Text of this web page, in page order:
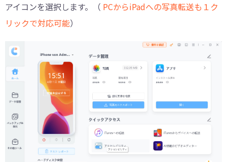
アイコンを選択します。（ PCからiPadへの写真転送も１ク
リックで対応可能）